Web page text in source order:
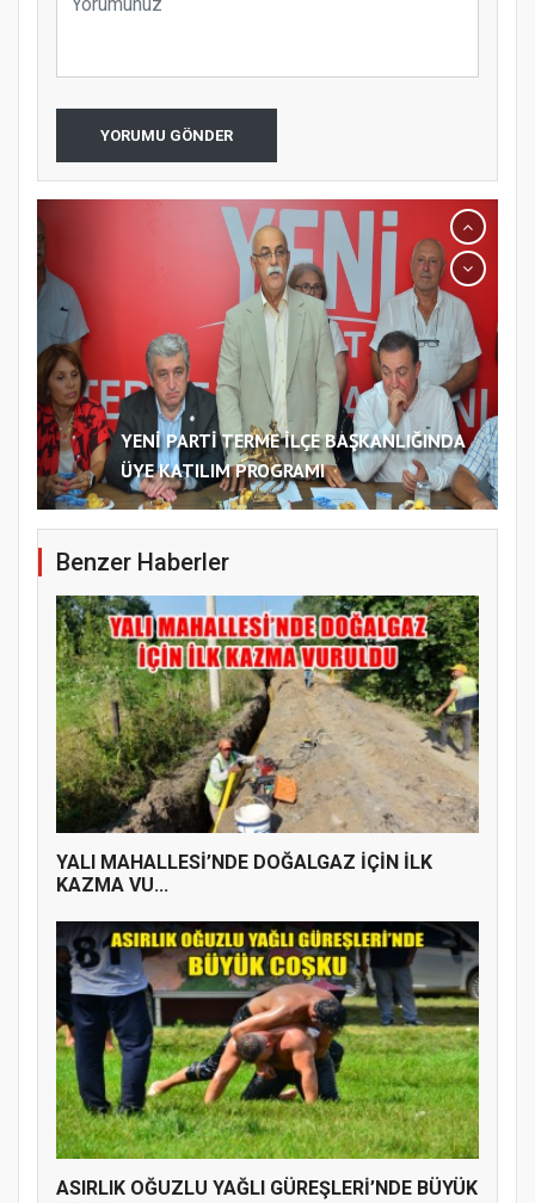
YORUMU GÖNDER
YENİ PARTİ TERME İLÇE BAŞKANLIĞINDA
ÜYE KATILIM PROGRAMI
Benzer Haberler
YALI MAHALLESİ’NDE DOĞALGAZ İÇİN İLK
KAZMA VU...
ASIRLIK OĞUZLU YAĞLI GÜREŞLERİ’NDE BÜYÜK